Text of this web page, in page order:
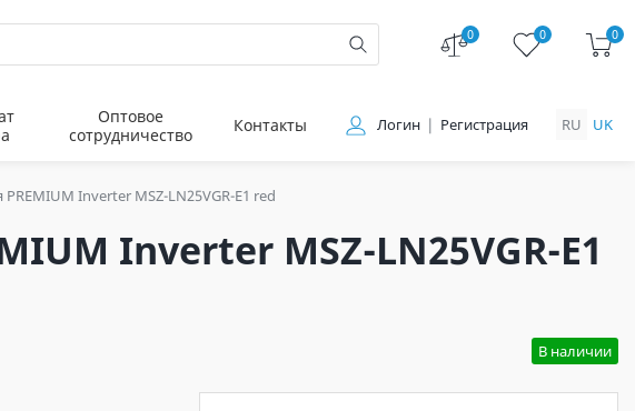
0 0 0
Оптовое
сотрудничество
Контакты Логин Регистрация RU UK
Inverter MSZ-LN25VGR-E1 red
Inverter MSZ-LN25VGR-E1
В наличии